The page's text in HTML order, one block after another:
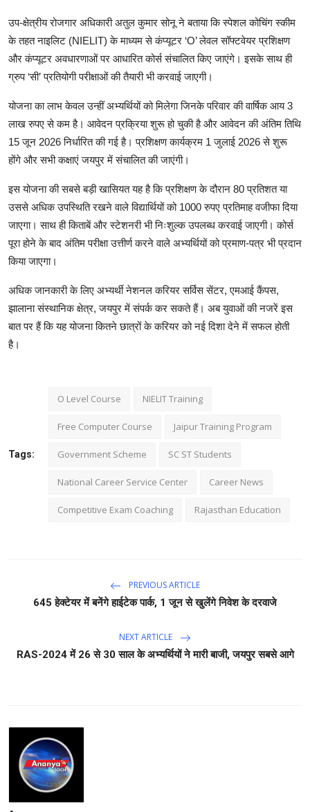
उप-क्षेत्रीय रोजगार अधिकारी अतुल कुमार सोनू ने बताया कि स्पेशल कोचिंग स्कीम
के तहत नाइलिट (NIELIT) के माध्यम से कंप्यूटर ‘O’ लेवल सॉफ्टवेयर प्रशिक्षण
और कंप्यूटर अवधारणाओं पर आधारित कोर्स संचालित किए जाएंगे। इसके साथ ही
ग्रुप ‘सी’ प्रतियोगी परीक्षाओं की तैयारी भी करवाई जाएगी।
योजना का लाभ केवल उन्हीं अभ्यर्थियों को मिलेगा जिनके परिवार की वार्षिक आय 3
लाख रुपए से कम है। आवेदन प्रक्रिया शुरू हो चुकी है और आवेदन की अंतिम तिथि
15 जून 2026 निर्धारित की गई है। प्रशिक्षण कार्यक्रम 1 जुलाई 2026 से शुरू
होंगे और सभी कक्षाएं जयपुर में संचालित की जाएंगी।
इस योजना की सबसे बड़ी खासियत यह है कि प्रशिक्षण के दौरान 80 प्रतिशत या
उससे अधिक उपस्थिति रखने वाले विद्यार्थियों को 1000 रुपए प्रतिमाह वजीफा दिया
जाएगा। साथ ही किताबें और स्टेशनरी भी निःशुल्क उपलब्ध करवाई जाएगी। कोर्स
पूरा होने के बाद अंतिम परीक्षा उत्तीर्ण करने वाले अभ्यर्थियों को प्रमाण-पत्र भी प्रदान
किया जाएगा।
अधिक जानकारी के लिए अभ्यर्थी नेशनल करियर सर्विस सेंटर, एमआई कैंपस,
झालाना संस्थानिक क्षेत्र, जयपुर में संपर्क कर सकते हैं। अब युवाओं की नजरें इस
बात पर हैं कि यह योजना कितने छात्रों के करियर को नई दिशा देने में सफल होती
है।
Tags:
O Level Course NIELIT Training
Free Computer Course Jaipur Training Program
Government Scheme SC ST Students
National Career Service Center Career News
Competitive Exam Coaching Rajasthan Education
PREVIOUS ARTICLE
645 हेक्टेयर में बनेंगे हाईटेक पार्क, 1 जून से खुलेंगे निवेश के दरवाजे
NEXT ARTICLE
RAS-2024 में 26 से 30 साल के अभ्यर्थियों ने मारी बाजी, जयपुर सबसे आगे